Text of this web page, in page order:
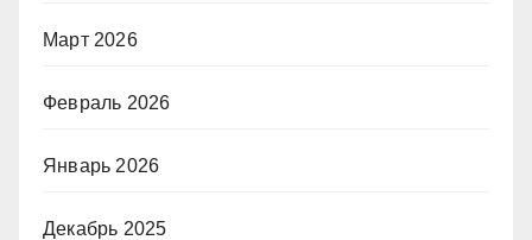
Март 2026
Февраль 2026
Январь 2026
Декабрь 2025